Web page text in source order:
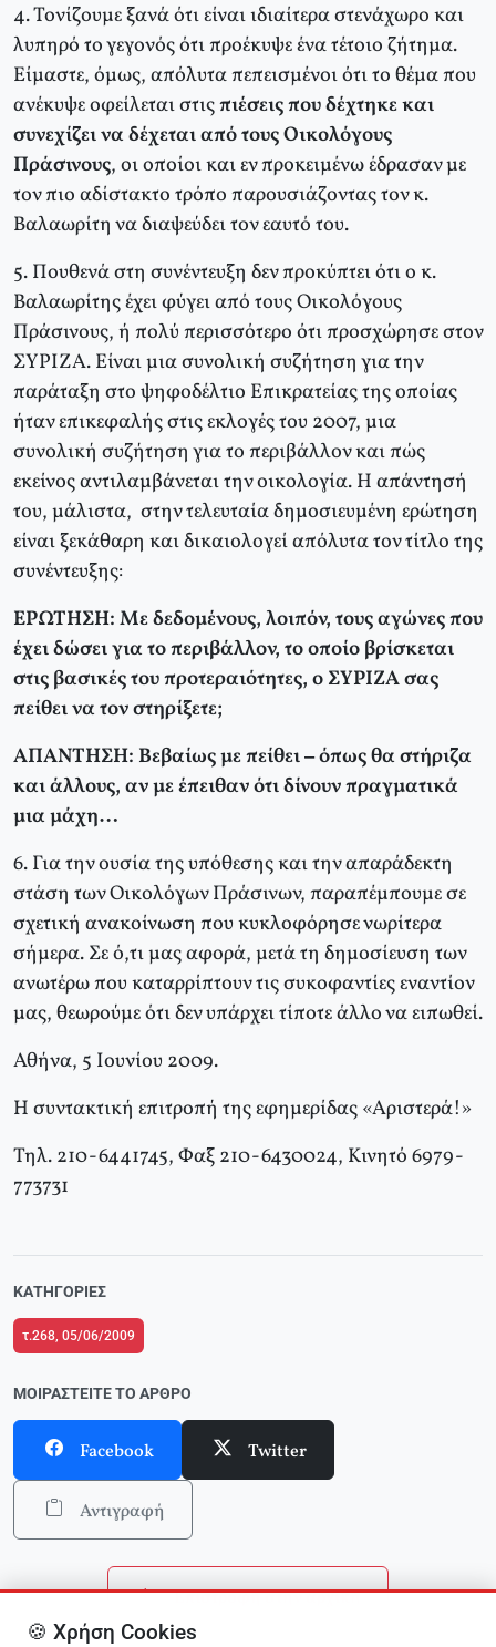
4. Τονίζουμε ξανά ότι είναι ιδιαίτερα στενάχωρο και
λυπηρό το γεγονός ότι προέκυψε ένα τέτοιο ζήτημα.
Είμαστε, όμως, απόλυτα πεπεισμένοι ότι το θέμα που
ανέκυψε οφείλεται στιςπιέσεις που δέχτηκε και
συνεχίζει να δέχεται από τους Οικολόγους
Πράσινους, οι οποίοι και εν προκειμένω έδρασαν με
τον πιο αδίστακτο τρόπο παρουσιάζοντας τον κ.
Βαλαωρίτη να διαψεύδει τον εαυτό του.
5. Πουθενά στη συνέντευξη δεν προκύπτει ότι ο κ.
Βαλαωρίτης έχει φύγει από τους Οικολόγους
Πράσινους, ή πολύ περισσότερο ότι προσχώρησε στον
ΣΥΡΙΖΑ. Είναι μια συνολική συζήτηση για την
παράταξη στο ψηφοδέλτιο Επικρατείας της οποίας
ήταν επικεφαλής στις εκλογές του 2007, μια
συνολική συζήτηση για το περιβάλλον και πώς
εκείνος αντιλαμβάνεται την οικολογία. Η απάντησή
του, μάλιστα, στην τελευταία δημοσιευμένη ερώτηση
είναι ξεκάθαρη και δικαιολογεί απόλυτα τον τίτλο της
συνέντευξης:
ΕΡΩΤΗΣΗ: Με δεδομένους, λοιπόν, τους αγώνες που
έχει δώσει για το περιβάλλον, το οποίο βρίσκεται
στις βασικές του προτεραιότητες, ο ΣΥΡΙΖΑ σας
πείθει να τον στηρίξετε;
ΑΠΑΝΤΗΣΗ: Βεβαίως με πείθει – όπως θα στήριζα
και άλλους, αν με έπειθαν ότι δίνουν πραγματικά
μια μάχη…
6. Για την ουσία της υπόθεσης και την απαράδεκτη
στάση των Οικολόγων Πράσινων, παραπέμπουμε σε
σχετική ανακοίνωση που κυκλοφόρησε νωρίτερα
σήμερα. Σε ό,τι μας αφορά, μετά τη δημοσίευση των
ανωτέρω που καταρρίπτουν τις συκοφαντίες εναντίον
μας, θεωρούμε ότι δεν υπάρχει τίποτε άλλο να ειπωθεί.
Αθήνα, 5 Ιουνίου 2009.
Η συντακτική επιτροπή της εφημερίδας «Αριστερά!»
Τηλ. 210-6441745, Φαξ 210-6430024, Κινητό 6979-
773731
ΚΑΤΗΓΟΡΊΕΣ
τ.268, 05/06/2009
ΜΟΙΡΑΣΤΕΊΤΕ ΤΟ ΆΡΘΡΟ
Facebook Twitter
Αντιγραφή
Επιστροφή στην αρχική
🍪 Χρήση Cookies